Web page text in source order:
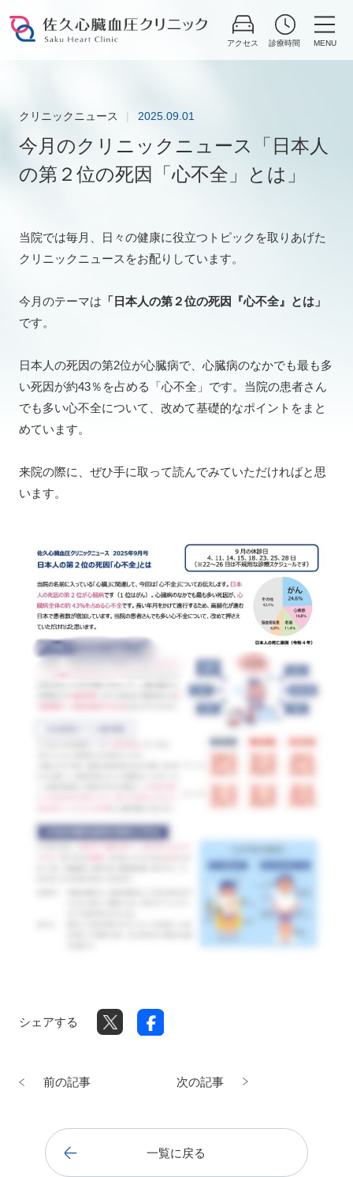
content
クリニックニュース 2025.09.01
今月のクリニックニュース「⽇本⼈
の第２位の死因「⼼不全」とは」
当院では毎月、日々の健康に役立つトピックを取りあげた
クリニックニュースをお配りしています。
今月のテーマは 「⽇本⼈の第２位の死因『⼼不全』とは」
です。
⽇本⼈の死因の第2位が⼼臓病で、⼼臓病のなかでも最も多
い死因が約43％を占める「⼼不全」です。当院の患者さん
でも多い⼼不全について、改めて基礎的なポイントをまと
めています。
来院の際に、ぜひ手に取って読んでみていただければと思
います。
シェアする
前の記事
一覧に戻る
次の記事